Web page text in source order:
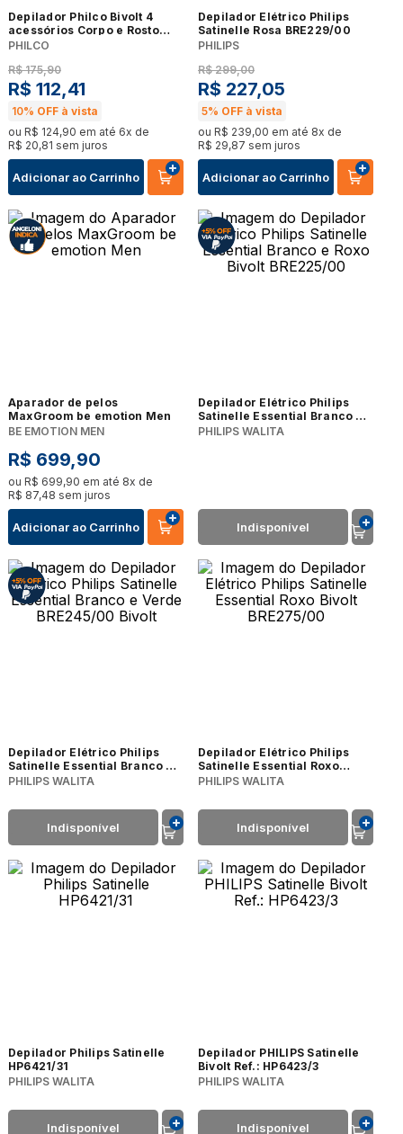
Depilador Philco Bivolt 4
acessórios Corpo e Rosto
Bivolt
PHILCO
R$ 175,90
R$ 112,41
10% OFF à vista
ou R$ 124,90 em até 6x de
R$ 20,81 sem juros
Adicionar ao Carrinho
Depilador Elétrico Philips
Satinelle Rosa BRE229/00
PHILIPS
R$ 299,00
R$ 227,05
5% OFF à vista
ou R$ 239,00 em até 8x de
R$ 29,87 sem juros
Adicionar ao Carrinho
Aparador de pelos
MaxGroom be emotion Men
BE EMOTION MEN
R$ 699,90
ou R$ 699,90 em até 8x de
R$ 87,48 sem juros
Adicionar ao Carrinho
Depilador Elétrico Philips
Satinelle Essential Branco e
Roxo Bivolt BRE225/00
PHILIPS WALITA
Indisponível
Depilador Elétrico Philips
Satinelle Essential Branco e
Verde BRE245/00 Bivolt
PHILIPS WALITA
Indisponível
Depilador Elétrico Philips
Satinelle Essential Roxo
Bivolt BRE275/00
PHILIPS WALITA
Indisponível
Depilador Philips Satinelle
HP6421/31
PHILIPS WALITA
Indisponível
Depilador PHILIPS Satinelle
Bivolt Ref.: HP6423/3
PHILIPS WALITA
Indisponível